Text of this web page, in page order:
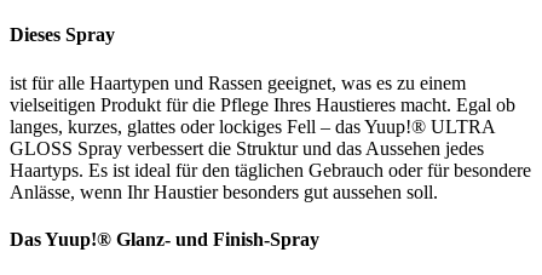
Dieses Spray
ist für alle Haartypen und Rassen geeignet, was es zu einem
vielseitigen Produkt für die Pflege Ihres Haustieres macht. Egal ob
langes, kurzes, glattes oder lockiges Fell – das Yuup!® ULTRA
GLOSS Spray verbessert die Struktur und das Aussehen jedes
Haartyps. Es ist ideal für den täglichen Gebrauch oder für besondere
Anlässe, wenn Ihr Haustier besonders gut aussehen soll.
Das Yuup!® Glanz- und Finish-Spray